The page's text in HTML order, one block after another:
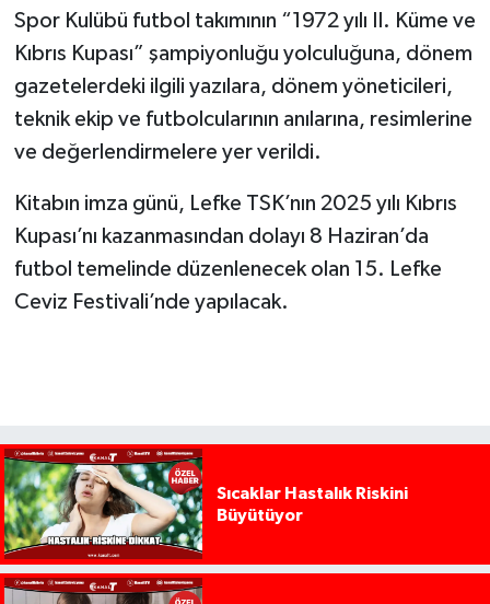
Spor Kulübü futbol takımının “1972 yılı II. Küme ve
Kıbrıs Kupası” şampiyonluğu yolculuğuna, dönem
gazetelerdeki ilgili yazılara, dönem yöneticileri,
teknik ekip ve futbolcularının anılarına, resimlerine
ve değerlendirmelere yer verildi.
Kitabın imza günü, Lefke TSK’nın 2025 yılı Kıbrıs
Kupası’nı kazanmasından dolayı 8 Haziran’da
futbol temelinde düzenlenecek olan 15. Lefke
Ceviz Festivali’nde yapılacak.
Sıcaklar Hastalık Riskini
Büyütüyor